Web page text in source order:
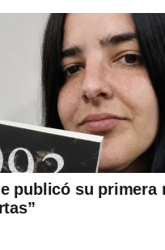
publicó su primera